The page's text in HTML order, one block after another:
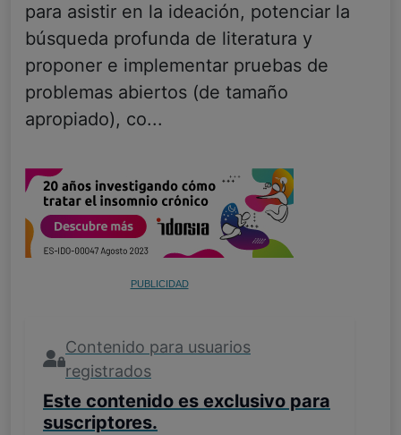
para asistir en la ideación, potenciar la
búsqueda profunda de literatura y
proponer e implementar pruebas de
problemas abiertos (de tamaño
apropiado), co...
PUBLICIDAD
Contenido para usuarios
registrados
Este contenido es exclusivo para
suscriptores.